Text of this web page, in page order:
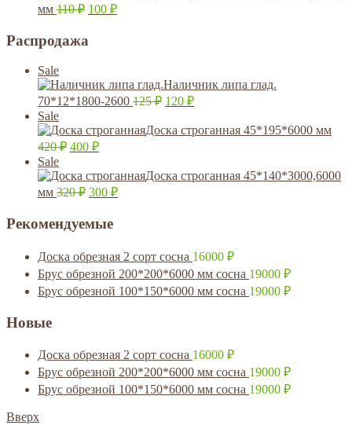
мм 110₽ 100 ₽
Распродажа
Sale
Наличник липа глад.
70*12*1800-2600 125₽ 120 ₽
Sale
Доска строганная 45*195*6000 мм
420₽ 400 ₽
Sale
Доска строганная 45*140*3000,6000
мм 320₽ 300 ₽
Рекомендуемые
Доска обрезная 2 сорт сосна 16000 ₽
Брус обрезной 200*200*6000 мм сосна 19000 ₽
Брус обрезной 100*150*6000 мм сосна 19000 ₽
Новые
Доска обрезная 2 сорт сосна 16000 ₽
Брус обрезной 200*200*6000 мм сосна 19000 ₽
Брус обрезной 100*150*6000 мм сосна 19000 ₽
Вверх